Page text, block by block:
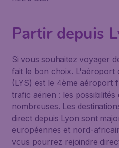
Partir depuis
Si vous souhaitez voyager
fait le bon choix. L'aéroport
(LYS) est le 4ème aéroport
trafic aérien : les
nombreuses. Les
direct depuis Lyon sont
européennes et nord-
vous pourrez rejoindre